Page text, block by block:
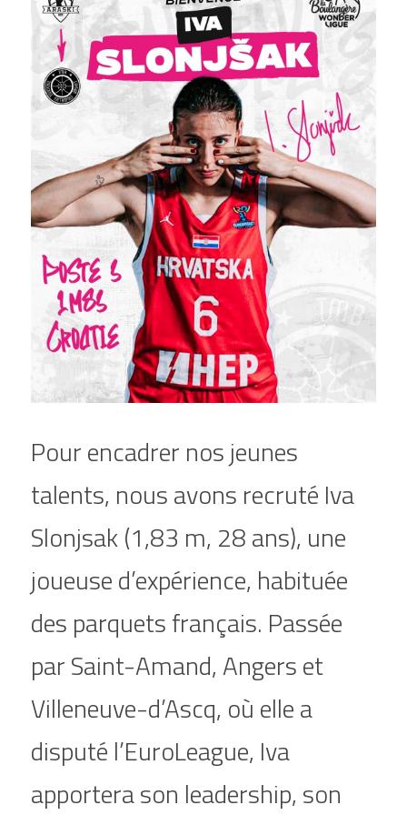
Pour encadrer nos jeunes
talents, nous avons recruté Iva
Slonjsak (1,83 m, 28 ans), une
joueuse d’expérience, habituée
des parquets français. Passée
par Saint-Amand, Angers et
Villeneuve-d’Ascq, où elle a
disputé l’EuroLeague, Iva
apportera son leadership, son